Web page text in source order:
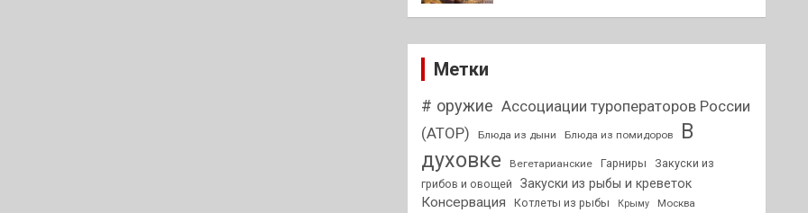
Метки
# оружие Ассоциации туроператоров России
(АТОР)
Блюда из дыни Блюда из помидоров
В
духовке
Вегетарианские Гарниры
Закуски из
грибов и овощей
Закуски из рыбы и креветок
Консервация Котлеты из рыбы Крыму Москва